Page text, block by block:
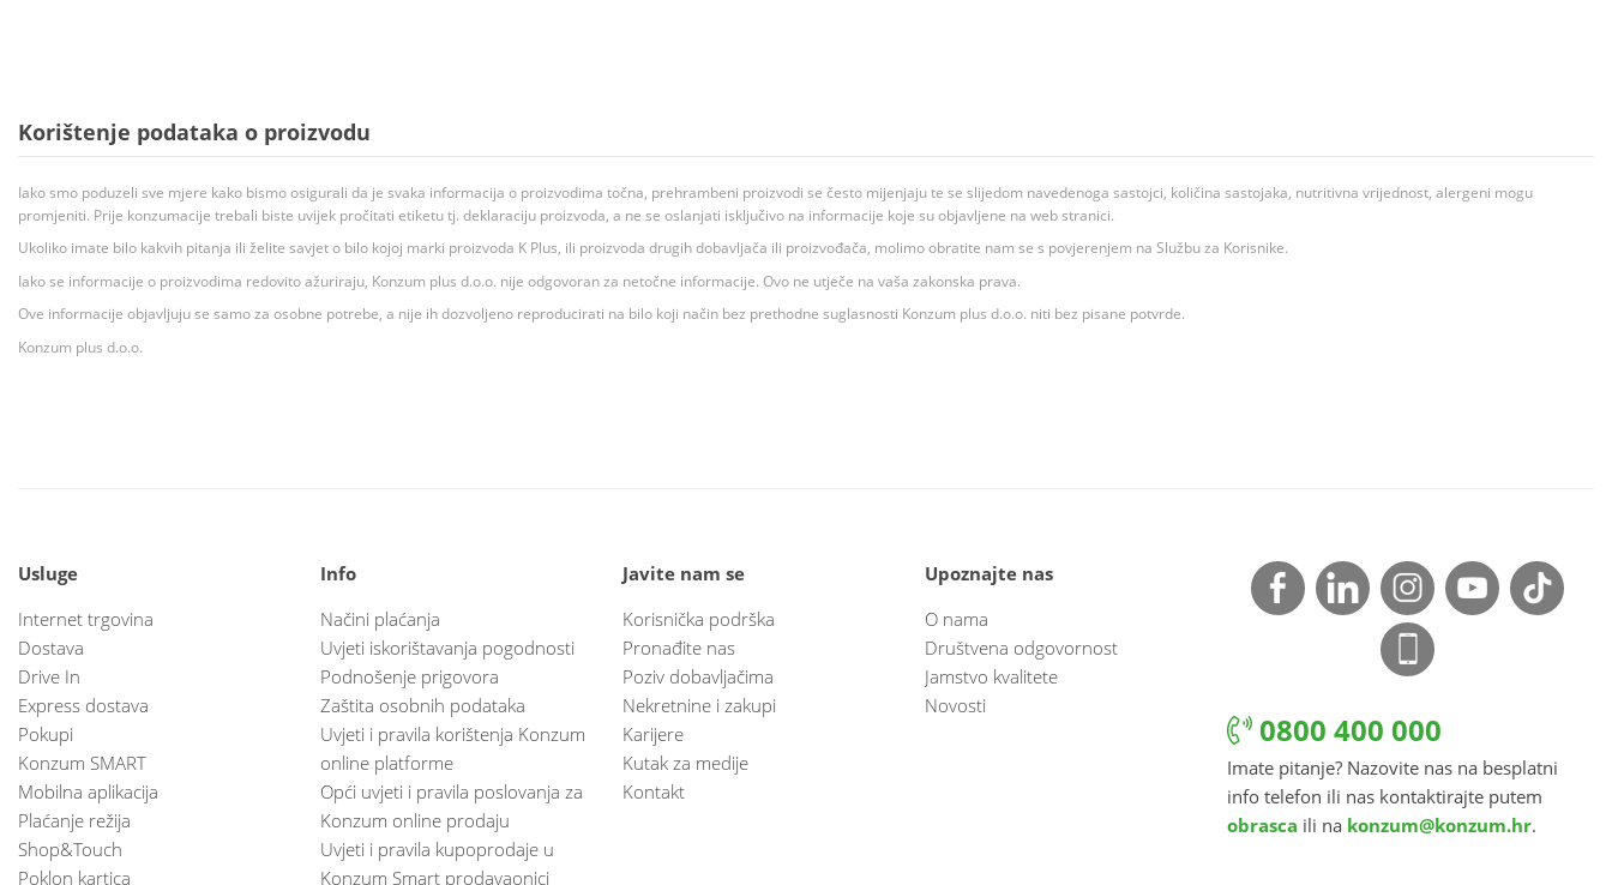
Korištenje podataka o proizvodu
Iako smo poduzeli sve mjere kako bismo osigurali da je svaka informacija o proizvodima točna, prehrambeni proizvodi se često mijenjaju te se slijedom navedenoga sastojci, količina sastojaka, nutritivna vrijednost, alergeni mogu
promjeniti. Prije konzumacije trebali biste uvijek pročitati etiketu tj. deklaraciju proizvoda, a ne se oslanjati isključivo na informacije koje su objavljene na web stranici.
Ukoliko imate bilo kakvih pitanja ili želite savjet o bilo kojoj marki proizvoda K Plus, ili proizvoda drugih dobavljača ili proizvođača, molimo obratite nam se s povjerenjem na Službu za Korisnike.
Iako se informacije o proizvodima redovito ažuriraju, Konzum plus d.o.o. nije odgovoran za netočne informacije. Ovo ne utječe na vaša zakonska prava.
Ove informacije objavljuju se samo za osobne potrebe, a nije ih dozvoljeno reproducirati na bilo koji način bez prethodne suglasnosti Konzum plus d.o.o. niti bez pisane potvrde.
Konzum plus d.o.o.
Usluge
Internet trgovina
Dostava
Drive In
Express dostava
Pokupi
Konzum SMART
Mobilna aplikacija
Plaćanje režija
Shop&Touch
Poklon kartica
Info
Načini plaćanja
Uvjeti iskorištavanja pogodnosti
Podnošenje prigovora
Zaštita osobnih podataka
Uvjeti i pravila korištenja Konzum
online platforme
Opći uvjeti i pravila poslovanja za
Konzum online prodaju
Uvjeti i pravila kupoprodaje u
Konzum Smart prodavaonici
Javite nam se
Korisnička podrška
Pronađite nas
Poziv dobavljačima
Nekretnine i zakupi
Karijere
Kutak za medije
Kontakt
Upoznajte nas
O nama
Društvena odgovornost
Jamstvo kvalitete
Novosti
0800 400 000
Imate pitanje? Nazovite nas na besplatni
info telefon ili nas kontaktirajte putem
obrasca ili na konzum@konzum.hr.